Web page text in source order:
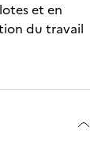
et en
du travail